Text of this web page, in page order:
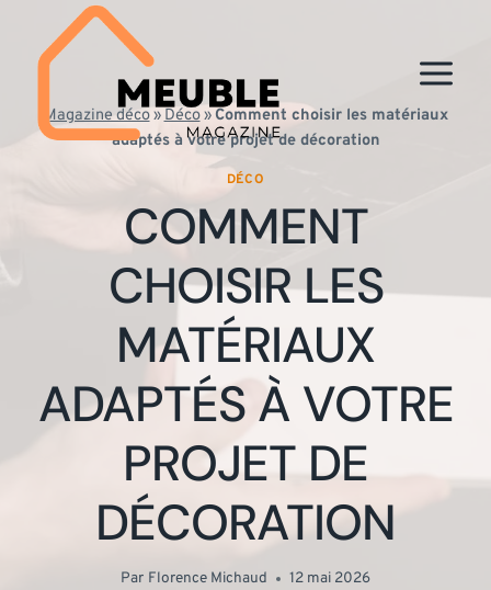
contenu
Magazine déco»Déco» Comment choisir les matériaux
adaptés à votre projet de décoration
DÉCO
COMMENT
CHOISIR LES
MATÉRIAUX
ADAPTÉS À VOTRE
PROJET DE
DÉCORATION
Par Florence Michaud 12 mai 2026